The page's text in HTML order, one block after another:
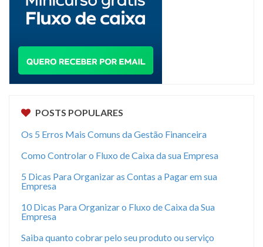
POSTS POPULARES
Os 5 Erros Mais Comuns da Gestão Financeira
Como Controlar o Fluxo de Caixa da sua Empresa
5 Dicas Para Organizar as Contas a Pagar em sua
Empresa
10 Dicas Para Organizar o Fluxo de Caixa da Sua
Empresa
Saiba quanto cobrar pelo seu produto ou serviço